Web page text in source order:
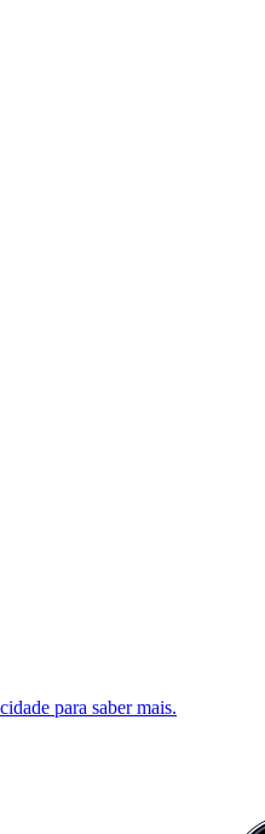
para saber mais.